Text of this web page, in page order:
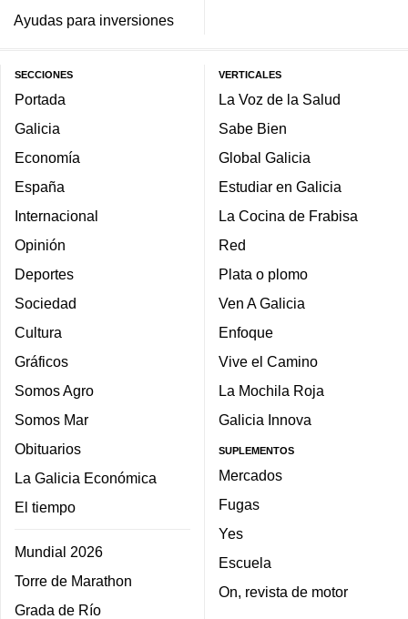
Ayudas para inversiones
SECCIONES
Portada
Galicia
Economía
España
Internacional
Opinión
Deportes
Sociedad
Cultura
Gráficos
Somos Agro
Somos Mar
Obituarios
La Galicia Económica
El tiempo
Mundial 2026
Torre de Marathon
Grada de Río
VERTICALES
La Voz de la Salud
Sabe Bien
Global Galicia
Estudiar en Galicia
La Cocina de Frabisa
Red
Plata o plomo
Ven A Galicia
Enfoque
Vive el Camino
La Mochila Roja
Galicia Innova
SUPLEMENTOS
Mercados
Fugas
Yes
Escuela
On, revista de motor